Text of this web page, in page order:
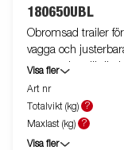
180650UBL
Obromsad trailer
vagga och
anpassning till din
hållbarhet. Elen är
hjullager förlänger
avtagbar ljusramp
pålastning.
Visa fler
Art nr
Totalvikt (kg)
?
Maxlast (kg)
?
Visa fler